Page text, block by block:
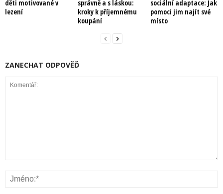
děti motivované v
lezení
správně a s láskou:
kroky k příjemnému
koupání
sociální adaptace: Jak
pomoci jim najít své
místo
ZANECHAT ODPOVĚĎ